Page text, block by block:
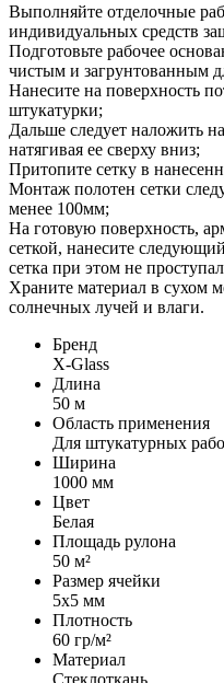
Выполняйте отделочные
индивидуальных средств
Подготовьте рабочее
чистым и загрунтованным
Нанесите на поверхность
штукатурки;
Дальше следует наложить
натягивая ее сверху вниз;
Притопите сетку в
Монтаж полотен сетки
менее 100мм;
На готовую поверхность,
сеткой, нанесите
сетка при этом не
Храните материал в сухом
солнечных лучей и влаги.
Бренд
X-Glass
Длина
50 м
Область применения
Для штукатурных
Ширина
1000 мм
Цвет
Белая
Площадь рулона
50 м²
Размер ячейки
5х5 мм
Плотность
60 гр/м²
Материал
Стеклоткань